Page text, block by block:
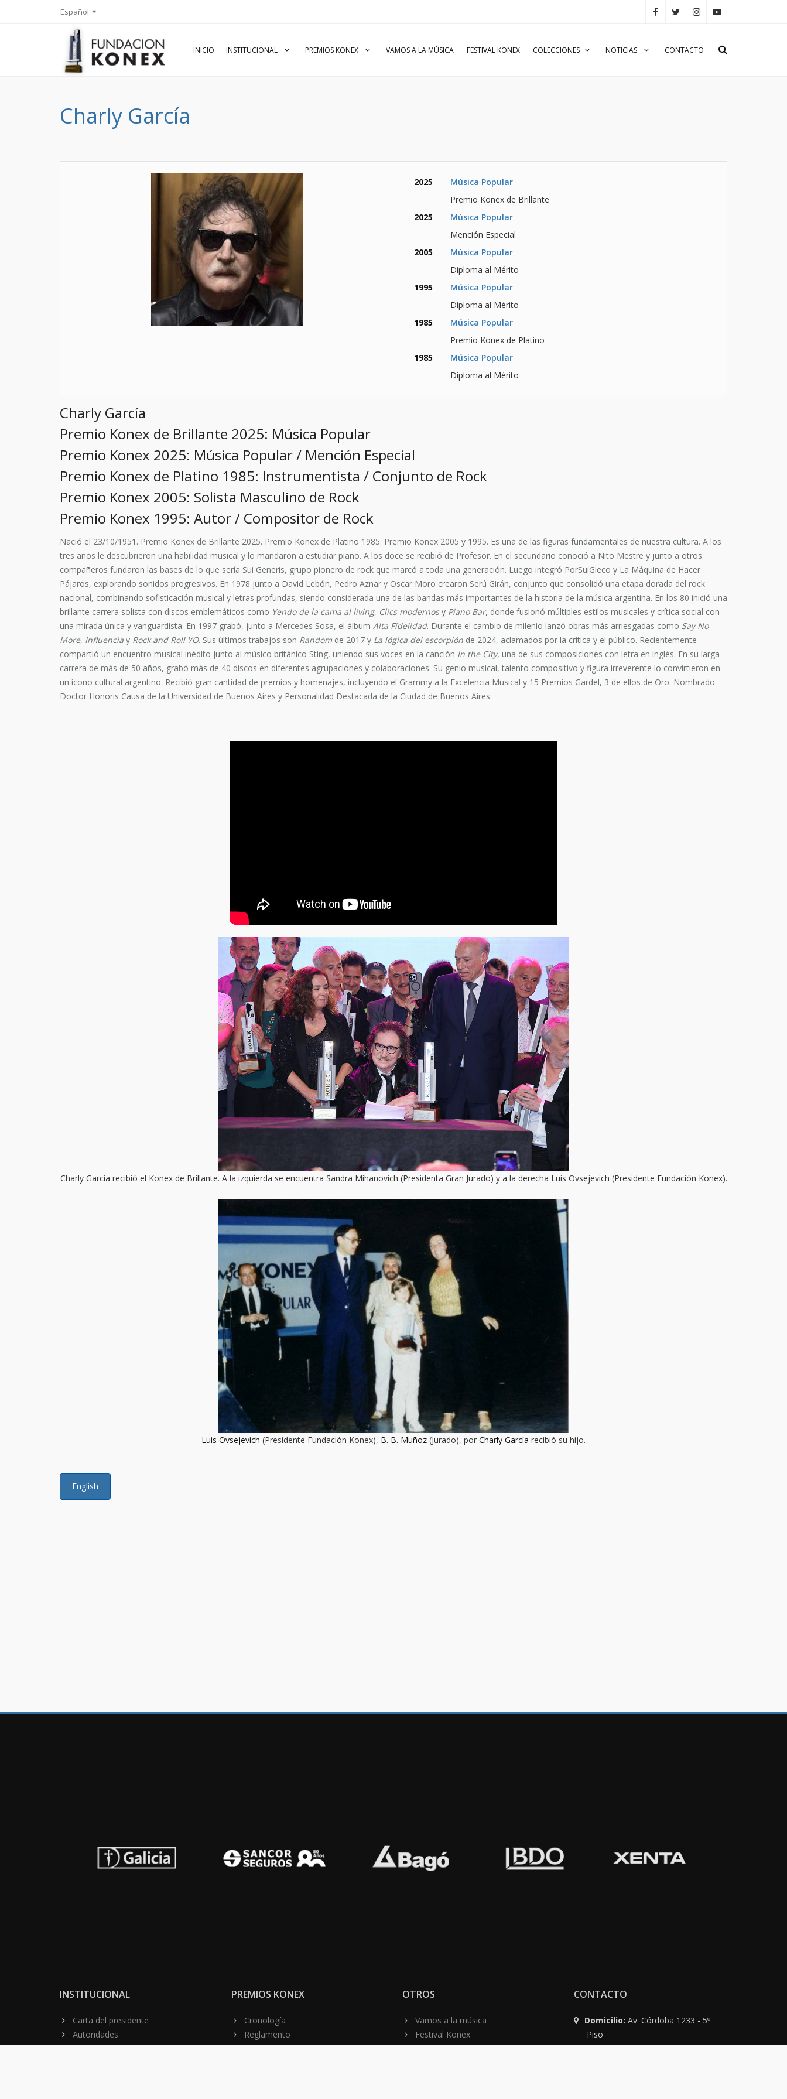
Español
INICIO INSTITUCIONAL PREMIOS KONEX VAMOS A LA MÚSICA FESTIVAL KONEX COLECCIONES NOTICIAS CONTACTO
Charly García
2025
Música Popular
Premio Konex de Brillante
2025
Música Popular
Mención Especial
2005
Música Popular
Diploma al Mérito
1995
Música Popular
Diploma al Mérito
1985
Música Popular
Premio Konex de Platino
1985
Música Popular
Diploma al Mérito
Charly García
Premio Konex de Brillante 2025: Música Popular
Premio Konex 2025: Música Popular / Mención Especial
Premio Konex de Platino 1985: Instrumentista / Conjunto de Rock
Premio Konex 2005: Solista Masculino de Rock
Premio Konex 1995: Autor / Compositor de Rock
Nació el 23/10/1951. Premio Konex de Brillante 2025. Premio Konex de Platino 1985. Premio Konex 2005 y 1995. Es una de las figuras fundamentales de nuestra cultura. A los
tres años le descubrieron una habilidad musical y lo mandaron a estudiar piano. A los doce se recibió de Profesor. En el secundario conoció a Nito Mestre y junto a otros
compañeros fundaron las bases de lo que sería Sui Generis, grupo pionero de rock que marcó a toda una generación. Luego integró PorSuiGieco y La Máquina de Hacer
Pájaros, explorando sonidos progresivos. En 1978 junto a David Lebón, Pedro Aznar y Oscar Moro crearon Serú Girán, conjunto que consolidó una etapa dorada del rock
nacional, combinando sofisticación musical y letras profundas, siendo considerada una de las bandas más importantes de la historia de la música argentina. En los 80 inició una
brillante carrera solista con discos emblemáticos como Yendo de la cama al living, Clics modernosy Piano Bar, donde fusionó múltiples estilos musicales y crítica social con
una mirada única y vanguardista. En 1997 grabó, junto a Mercedes Sosa, el álbum Alta Fidelidad. Durante el cambio de milenio lanzó obras más arriesgadas como Say No
More, Influencia y Rock and Roll YO. Sus últimos trabajos son Random de 2017 y La lógica del escorpión de 2024, aclamados por la crítica y el público. Recientemente
compartió un encuentro musical inédito junto al músico británico Sting, uniendo sus voces en la canción In the City, una de sus composiciones con letra en inglés. En su larga
carrera de más de 50 años, grabó más de 40 discos en diferentes agrupaciones y colaboraciones. Su genio musical, talento compositivo y figura irreverente lo convirtieron en
un ícono cultural argentino. Recibió gran cantidad de premios y homenajes, incluyendo el Grammy a la Excelencia Musical y 15 Premios Gardel, 3 de ellos de Oro. Nombrado
Doctor Honoris Causa de la Universidad de Buenos Aires y Personalidad Destacada de la Ciudad de Buenos Aires.
Charly García recibió el Konex de Brillante. A la izquierda se encuentra Sandra Mihanovich (Presidenta Gran Jurado) y a la derecha Luis Ovsejevich (Presidente Fundación Konex).
Luis Ovsejevich (Presidente Fundación Konex), B. B. Muñoz (Jurado), por Charly García recibió su hijo.
English
INSTITUCIONAL
Carta del presidente
Autoridades
PREMIOS KONEX
Cronología
Reglamento
OTROS
Vamos a la música
Festival Konex
CONTACTO
Domicilio: Av. Córdoba 1233 - 5º
Piso